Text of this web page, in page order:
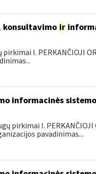
konsultavimo ir
I. PERKANČIOJI
informacinės
pirkimai I. PERKANČIOJI
pavadinimas...